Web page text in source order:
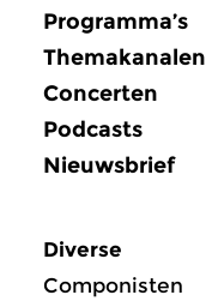
Programma’s
Themakanalen
Concerten
Podcasts
Nieuwsbrief
Diverse
Componisten